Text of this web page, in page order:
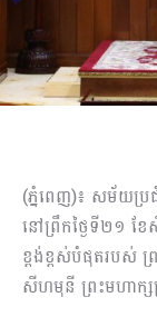
(ភ្នំពេញ)៖ សម័យប្រ
នៅព្រឹកថ្ងៃទី២១ ខ
ខ្ពង់ខ្ពស់បំផុតរបស់ ព្
សីហមុនី ព្រះមហាក្សត្